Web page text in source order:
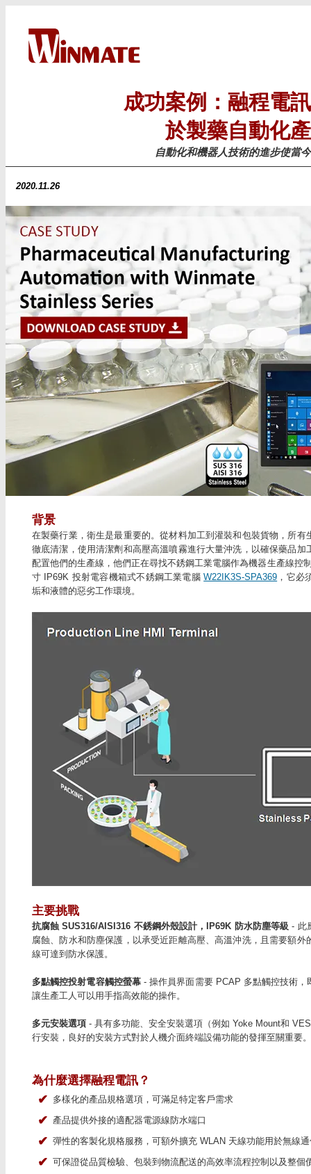
成功案例：融程電
於製藥自動化
自動化和機器人技術的進步使當
2020.11.26
背景
在製藥行業，衛生是最重要的。從材料加工到灌裝和包裝貨物，所
徹底清潔，使用清潔劑和高壓高溫噴霧進行大量沖洗，以確保藥品
配置他們的生產線，他們正在尋找不銹鋼工業電腦作為機器生產線控
寸 IP69K 投射電容機箱式不銹鋼工業電腦W22IK3S-SPA369 ，它必
垢和液體的惡劣工作環境。
主要挑戰
抗腐蝕 SUS316/AISI316 不銹鋼外殼設計，IP69K 防水防塵等級 - 此
腐蝕、防水和防塵保護，以承受近距離高壓、高溫沖洗，且需要額
線可達到防水保護。
多點觸控投射電容觸控螢幕- 操作員界面需要 PCAP 多點觸控技術，
讓生產工人可以用手指高效能的操作。
多元安裝選項 - 具有多功能、安全安裝選項（例如 Yoke Mount和
行安裝，良好的安裝方式對於人機介面終端設備功能的發揮至關重要。
為什麼選擇融程電訊？
✔ 多樣化的產品規格選項，可滿足特定客戶需求
✔ 產品提供外接的適配器電源線防水端口
✔ 彈性的客製化規格服務，可額外擴充 WLAN 天線功能用於無線
✔ 可保證從品質檢驗、包裝到物流配送的高效率流程控制以及整個